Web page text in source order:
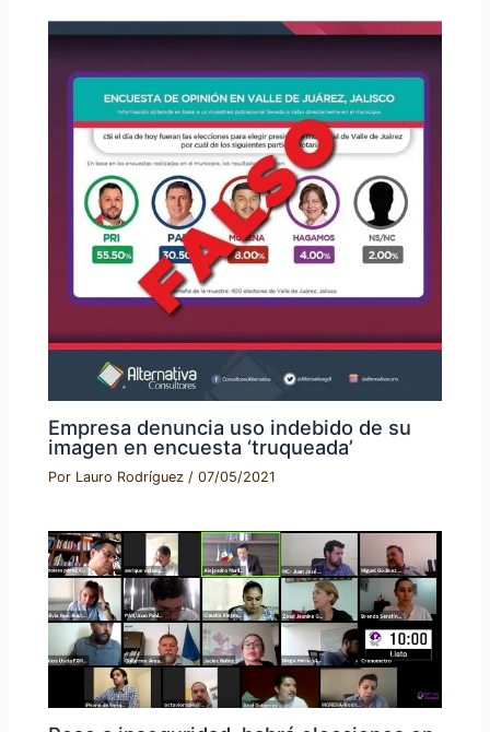
Empresa denuncia uso indebido de su
imagen en encuesta ‘truqueada’
Por Lauro Rodríguez /07/05/2021